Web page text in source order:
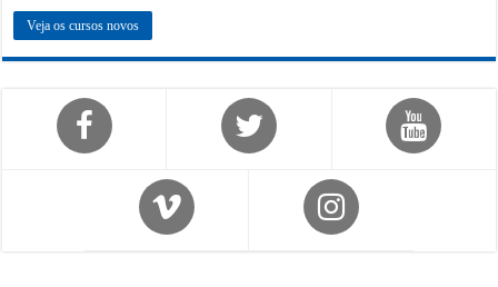
Veja os cursos novos